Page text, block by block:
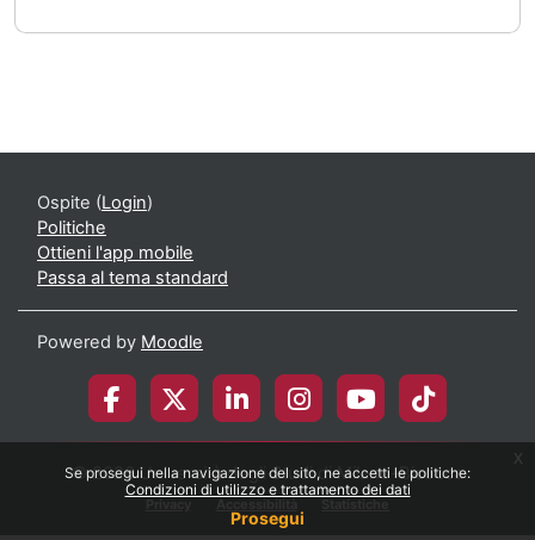
Se prosegui nella navigazione del sito, ne accetti le politiche:
Condizioni di utilizzo e trattamento dei dati
Prosegui
x
Ospite (Login)
Politiche
Ottieni l'app mobile
Passa al tema standard
Powered by Moodle
© 2026 Università degli Studi di Milano-Bicocca